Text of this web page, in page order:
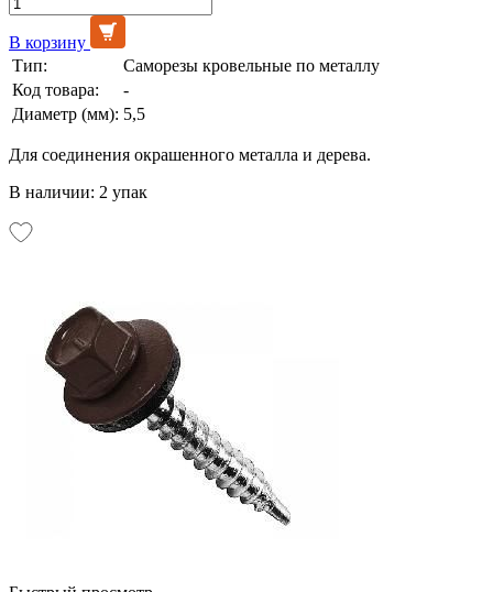
В корзину
Тип:
Саморезы кровельные по металлу
Код товара:
-
Диаметр (мм): 5,5
Для соединения окрашенного металла и дерева.
В наличии: 2 упак